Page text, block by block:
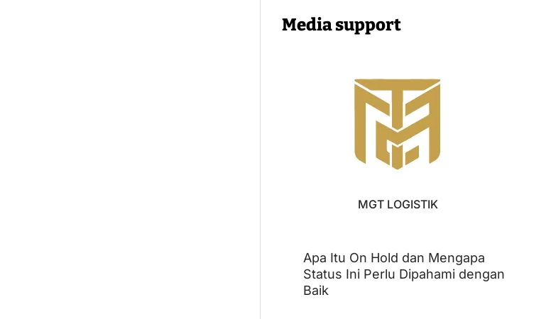
Media support
MGT LOGISTIK
Apa Itu On Hold dan Mengapa
Status Ini Perlu Dipahami dengan
Baik